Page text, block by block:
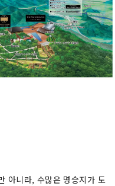
아니라, 수많은 명승지가 도